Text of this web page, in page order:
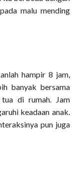
malu mending
hampir 8 jam,
banyak bersama
di rumah. Jam
keadaan anak.
pun juga